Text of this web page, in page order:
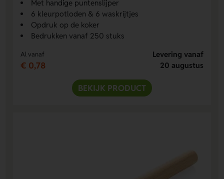
Met handige puntenslijper
6 kleurpotloden & 6 waskrijtjes
Opdruk op de koker
Bedrukken vanaf 250 stuks
Al vanaf
€ 0,78
Levering vanaf
20 augustus
BEKIJK PRODUCT